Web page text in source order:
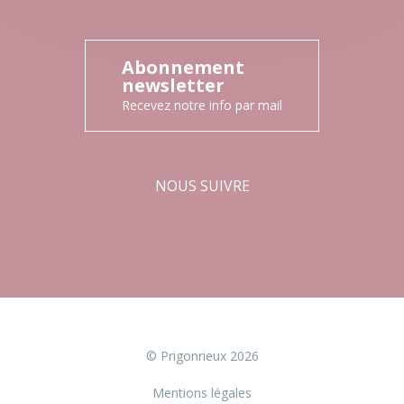
Abonnement
newsletter
Recevez notre info par mail
NOUS SUIVRE
© Prigonrieux 2026
Mentions légales